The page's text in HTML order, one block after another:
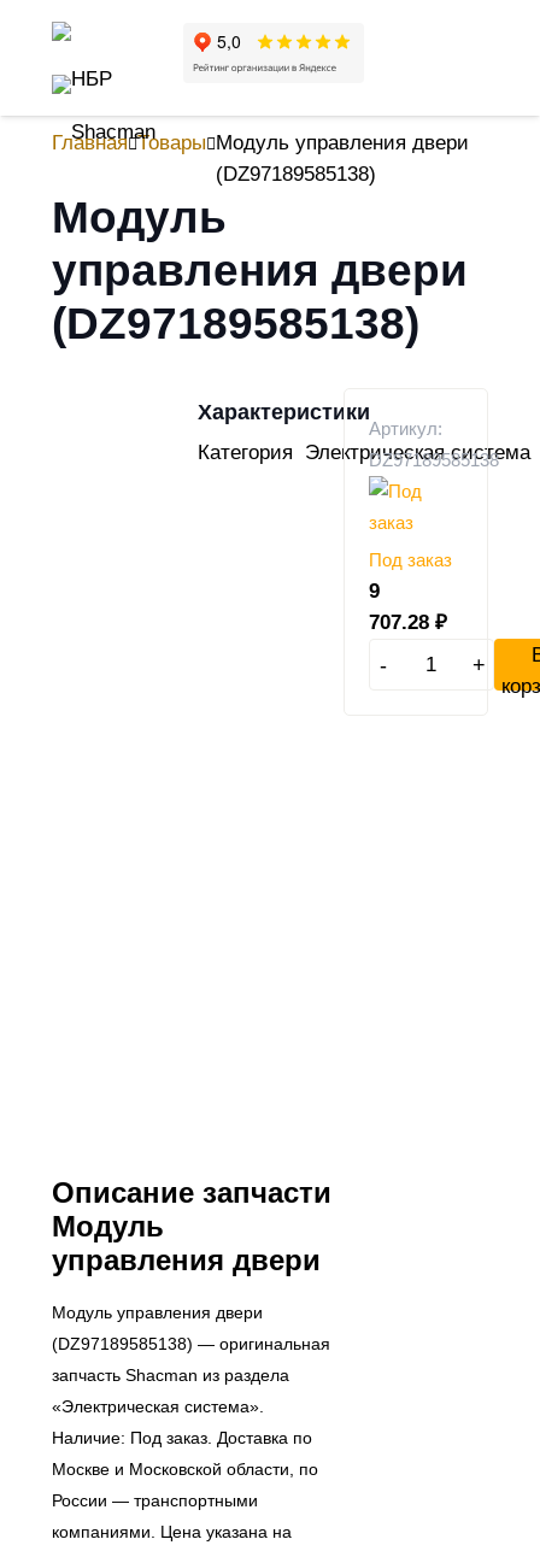
Главная Товары Модуль управления двери
(DZ97189585138)
Модуль
управления двери
(DZ97189585138)
Характеристики
Категория Электрическая система
Артикул:
DZ97189585138
Под заказ
9
707.28 ₽
- +
Описание запчасти
Модуль
управления двери
Модуль управления двери
(DZ97189585138) — оригинальная
запчасть Shacman из раздела
«Электрическая система».
Наличие: Под заказ. Доставка по
Москве и Московской области, по
России — транспортными
компаниями. Цена указана на